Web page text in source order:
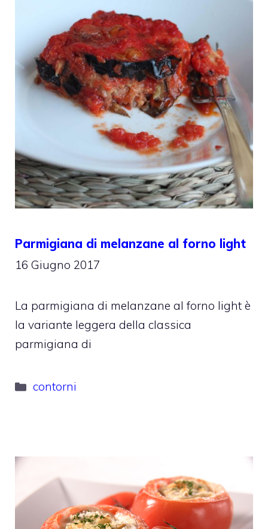
Parmigiana di melanzane al forno light
16 Giugno 2017
La parmigiana di melanzane al forno light è
la variante leggera della classica
parmigiana di
Categorie
contorni